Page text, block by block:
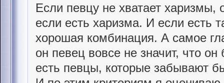
Если певцу не хватает
если есть харизма. И если есть
хорошая комбинация. А самое
он певец вовсе не значит, что
есть певцы, которые забывают